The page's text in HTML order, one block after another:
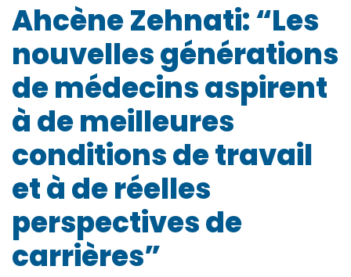
Ahcène Zehnati: “Les
nouvelles générations
de médecins aspirent
à de meilleures
conditions de travail
et à de réelles
perspectives de
carrières”